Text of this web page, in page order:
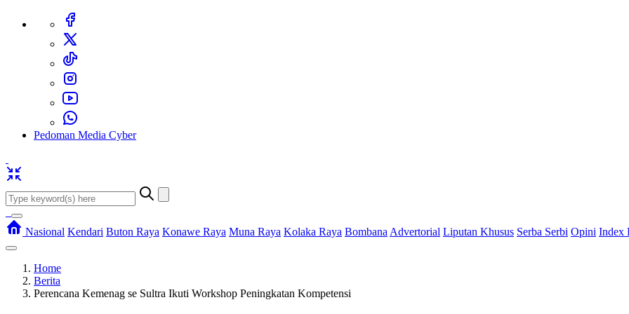
Pedoman Media Cyber
Nasional Kendari Buton Raya Konawe Raya Muna Raya Kolaka Raya Bombana Advertorial Liputan Khusus Serba Serbi Opini Index
Home
Berita
Perencana Kemenag se Sultra Ikuti Workshop Peningkatan Kompetensi